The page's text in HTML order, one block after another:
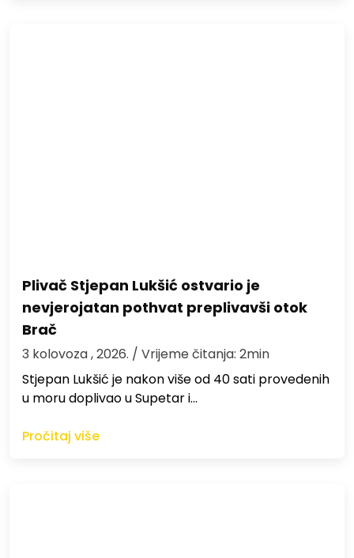
Plivač Stjepan Lukšić ostvario je
nevjerojatan pothvat preplivavši otok
Brač
3 kolovoza , 2026. / Vrijeme čitanja: 2min
St​jepan Lukšić je nakon više od 40 sati provedenih
u moru doplivao u Supetar i…
Pročitaj više